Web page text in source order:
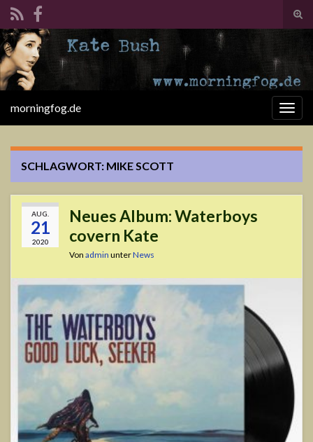
Search for:
morningfog.de
SCHLAGWORT: MIKE SCOTT
AUG.
21
2020
Neues Album: Waterboys
covern Kate
Von admin unterNews